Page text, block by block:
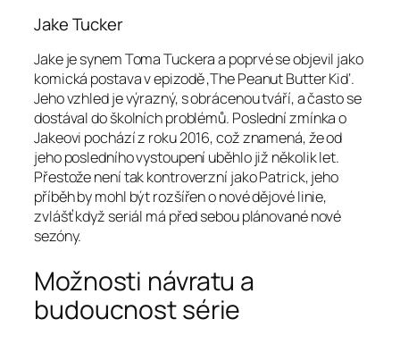
Jake Tucker
Jake je synem Toma Tuckera a poprvé se objevil jako
komická postava v epizodě ‚The Peanut Butter Kid‘.
Jeho vzhled je výrazný, s obrácenou tváří, a často se
dostával do školních problémů. Poslední zmínka o
Jakeovi pochází z roku 2016, což znamená, že od
jeho posledního vystoupení uběhlo již několik let.
Přestože není tak kontroverzní jako Patrick, jeho
příběh by mohl být rozšířen o nové dějové linie,
zvlášť když seriál má před sebou plánované nové
sezóny.
Možnosti návratu a
budoucnost série